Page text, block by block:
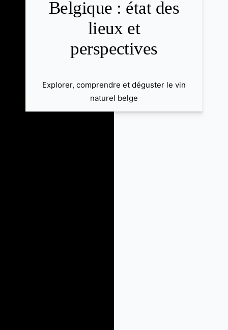
Belgique : état des
lieux et
perspectives
Explorer, comprendre et déguster le vin
naturel belge